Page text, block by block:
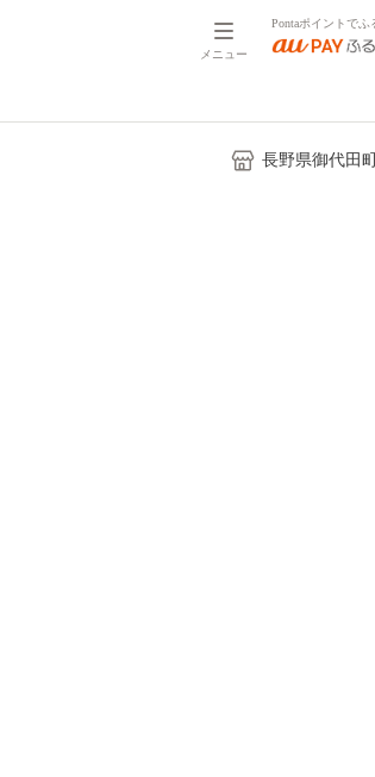
メニュー
Pontaポイントでふ
長野県御代田町